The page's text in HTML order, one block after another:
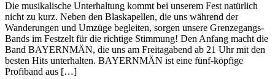
Die musikalische Unterhaltung kommt bei unserem Fest natürlich
nicht zu kurz. Neben den Blaskapellen, die uns während der
Wanderungen und Umzüge begleiten, sorgen unsere Grenzegangs-
Bands im Festzelt für die richtige Stimmung! Den Anfang macht die
Band BAYERNMÄN, die uns am Freitagabend ab 21 Uhr mit den
besten Hits unterhalten. BAYERNMÄN ist eine fünf-köpfige
Profiband aus […]